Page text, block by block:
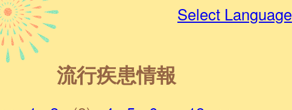
Select Language
流行疾患情報